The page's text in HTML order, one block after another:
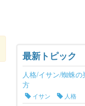
最新トピック
人格/イサン/蜘蛛
方
イサン
人格